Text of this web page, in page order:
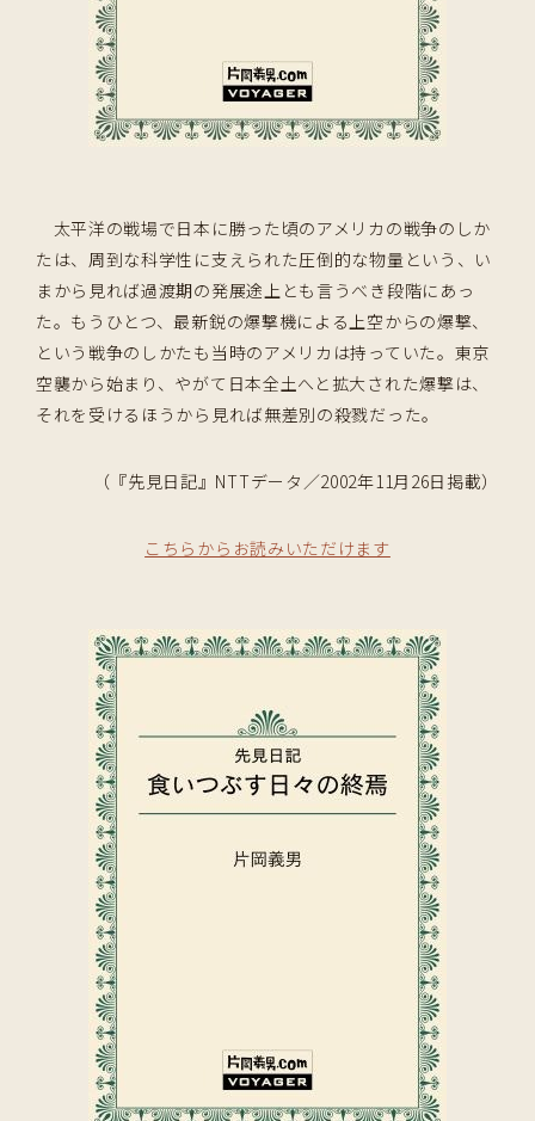
太平洋の戦場で日本に勝った頃のアメリカの戦争のしか
たは、周到な科学性に支えられた圧倒的な物量という、い
まから見れば過渡期の発展途上とも言うべき段階にあっ
た。もうひとつ、最新鋭の爆撃機による上空からの爆撃、
という戦争のしかたも当時のアメリカは持っていた。東京
空襲から始まり、やがて日本全土へと拡大された爆撃は、
それを受けるほうから見れば無差別の殺戮だった。
（『先見日記』NTTデータ／2002年11月26日掲載）
こちらからお読みいただけます